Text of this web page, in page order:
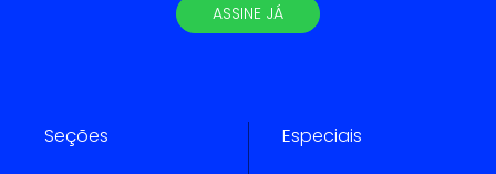
ASSINE JÁ
Seções Especiais